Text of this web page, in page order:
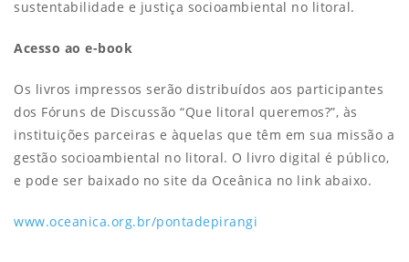
sustentabilidade e justiça socioambiental no litoral.
Acesso ao e-book
Os livros impressos serão distribuídos aos participantes
dos Fóruns de Discussão “Que litoral queremos?”, às
instituições parceiras e àquelas que têm em sua missão a
gestão socioambiental no litoral. O livro digital é público,
e pode ser baixado no site da Oceânica no link abaixo.
www.oceanica.org.br/pontadepirangi